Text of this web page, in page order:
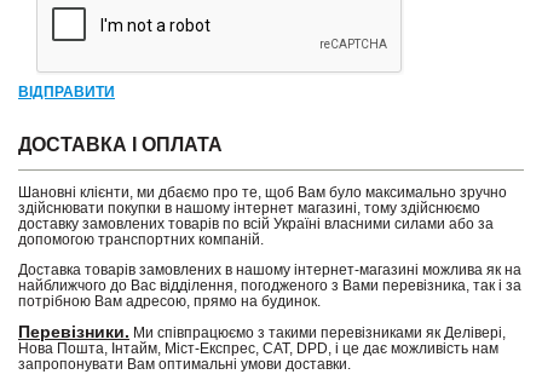
ВІДПРАВИТИ
ДОСТАВКА І ОПЛАТА
Шановні клієнти, ми дбаємо про те, щоб Вам було максимально зручно
здійснювати покупки в нашому інтернет магазині, тому здійснюємо
доставку замовлених товарів по всій Україні власними силами або за
допомогою транспортних компаній.
Доставка товарів замовлених в нашому інтернет-магазині можлива як на
найближчого до Вас відділення, погодженого з Вами перевізника, так і за
потрібною Вам адресою, прямо на будинок.
Перевізники. Ми співпрацюємо з такими перевізниками як Делівері,
Нова Пошта, Інтайм, Міст-Експрес, САТ, DPD, і це дає можливість нам
запропонувати Вам оптимальні умови доставки.